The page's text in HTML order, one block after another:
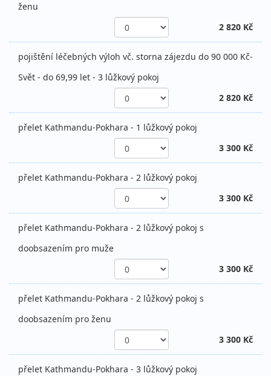
ženu
2 820 Kč
pojištění léčebných výloh vč. storna zájezdu do 90 000 Kč-
Svět - do 69,99 let - 3 lůžkový pokoj
2 820 Kč
přelet Kathmandu-Pokhara - 1 lůžkový pokoj
3 300 Kč
přelet Kathmandu-Pokhara - 2 lůžkový pokoj
3 300 Kč
přelet Kathmandu-Pokhara - 2 lůžkový pokoj s
doobsazením pro muže
3 300 Kč
přelet Kathmandu-Pokhara - 2 lůžkový pokoj s
doobsazením pro ženu
3 300 Kč
přelet Kathmandu-Pokhara - 3 lůžkový pokoj